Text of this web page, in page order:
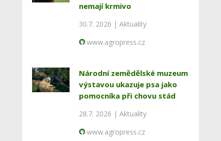
nemají krmivo
30.7. 2026 | Aktuality
www.agropress.cz
Národní zemědělské muzeum
výstavou ukazuje psa jako
pomocníka při chovu stád
28.7. 2026 | Aktuality
www.agropress.cz